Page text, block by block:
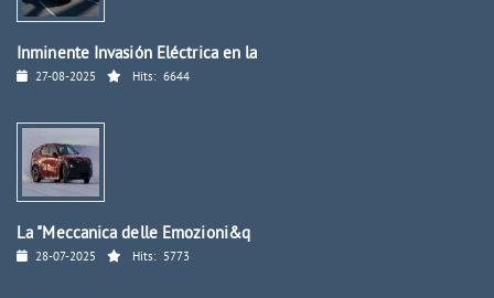
Inminente Invasión Eléctrica en la
27-08-2025 Hits: 6644
La "Meccanica delle Emozioni&q
28-07-2025 Hits: 5773